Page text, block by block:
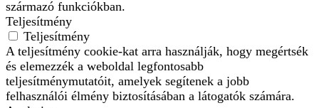
származó funkciókban.
Teljesítmény
Teljesítmény
A teljesítmény cookie-kat arra használják, hogy megértsék
és elemezzék a weboldal legfontosabb
teljesítménymutatóit, amelyek segítenek a jobb
felhasználói élmény biztosításában a látogatók számára.